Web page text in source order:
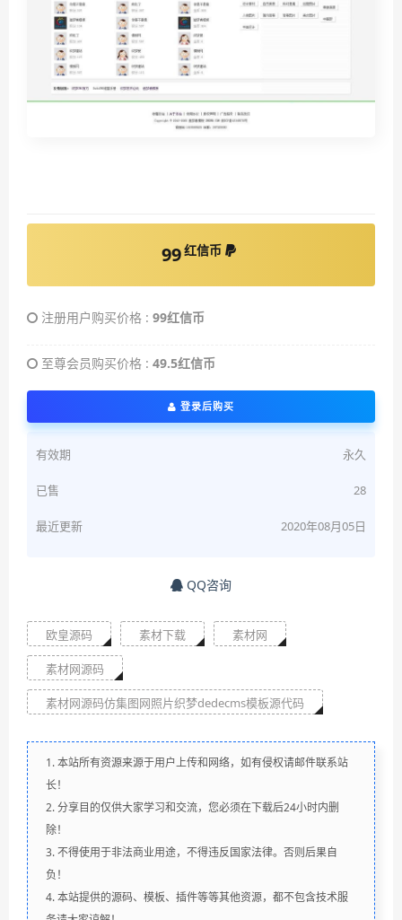
99红信币
注册用户购买价格 : 99红信币
至尊会员购买价格 : 49.5红信币
登录后购买
有效期 永久
已售 28
最近更新 2020年08月05日
QQ咨询
欧皇源码 素材下载 素材网
素材网源码
素材网源码仿集图网照片织梦dedecms模板源代码
1. 本站所有资源来源于用户上传和网络，如有侵权请邮件联系站
长！
2. 分享目的仅供大家学习和交流，您必须在下载后24小时内删
除！
3. 不得使用于非法商业用途，不得违反国家法律。否则后果自
负！
4. 本站提供的源码、模板、插件等等其他资源，都不包含技术服